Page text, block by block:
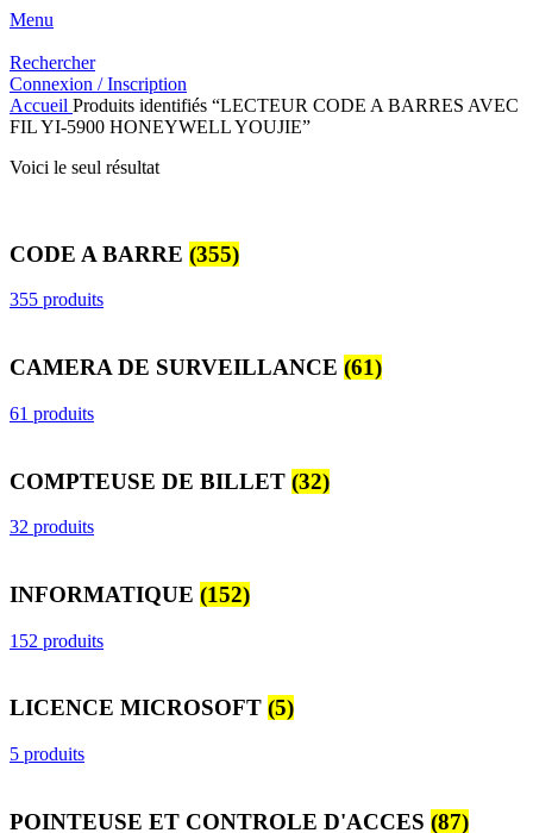
Menu
Rechercher
Connexion / Inscription
Accueil Produits identifiés “LECTEUR CODE A BARRES AVEC
FIL YI-5900 HONEYWELL YOUJIE”
Voici le seul résultat
CODE A BARRE (355)
355 produits
CAMERA DE SURVEILLANCE (61)
61 produits
COMPTEUSE DE BILLET (32)
32 produits
INFORMATIQUE (152)
152 produits
LICENCE MICROSOFT (5)
5 produits
POINTEUSE ET CONTROLE D'ACCES (87)